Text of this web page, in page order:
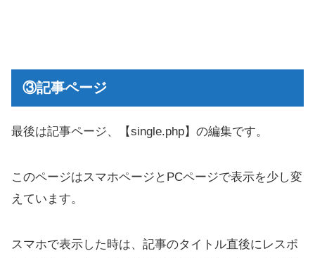
③記事ページ
最後は記事ページ、【single.php】の編集です。
このページはスマホページとPCページで表示を少し変
えています。
スマホで表示した時は、記事のタイトル直後にレスポ